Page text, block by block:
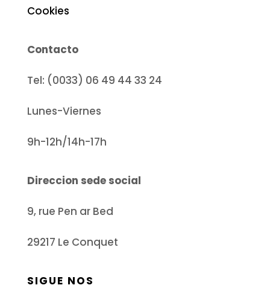
Cookies
Contacto
Tel: (0033) 06 49 44 33 24
Lunes-Viernes
9h-12h/14h-17h
Direccion sede social
9, rue Pen ar Bed
29217 Le Conquet
SIGUE NOS